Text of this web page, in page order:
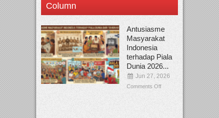
Column
Antusiasme
Masyarakat
Indonesia
terhadap Piala
Dunia 2026...
Jun 27, 2026
Comments Off